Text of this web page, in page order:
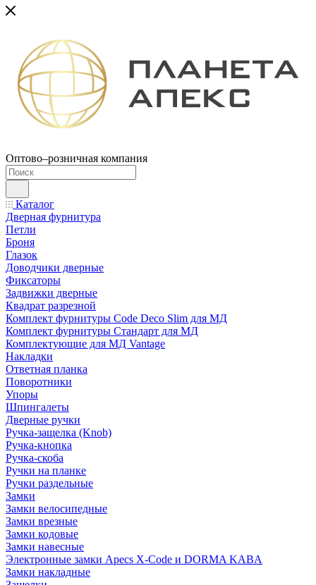
Оптово–розничная компания
Каталог
Дверная фурнитура
Петли
Броня
Глазок
Доводчики дверные
Фиксаторы
Задвижки дверные
Квадрат разрезной
Комплект фурнитуры Code Deco Slim для МД
Комплект фурнитуры Стандарт для МД
Комплектующие для МД Vantage
Накладки
Ответная планка
Поворотники
Упоры
Шпингалеты
Дверные ручки
Ручка-защелка (Knob)
Ручка-кнопка
Ручка-скоба
Ручки на планке
Ручки раздельные
Замки
Замки велосипедные
Замки врезные
Замки кодовые
Замки навесные
Электронные замки Apecs X-Code и DORMA KABA
Замки накладные